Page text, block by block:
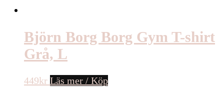
Björn Borg Borg Gym T-shirt
Grå, L
449kr Läs mer / Köp